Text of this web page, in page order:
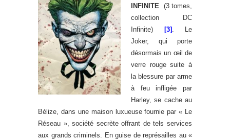
INFINITE (3 tomes,
collection DC
Infinite)
[3] . Le
Joker, qui porte
désormais un œil de
verre rouge suite à
la blessure par arme
à feu infligée par
Harley, se cache au
Bélize, dans une maison luxueuse fournie par « Le
Réseau », société secrète offrant de tels services
aux grands criminels. En guise de représailles au «